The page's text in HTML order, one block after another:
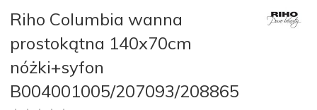
Riho Columbia wanna
prostokątna 140x70cm
nóżki+syfon
B004001005/207093/208865